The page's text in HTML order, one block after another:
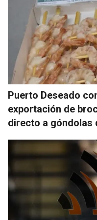
Puerto Deseado
exportación de
directo a góndolas